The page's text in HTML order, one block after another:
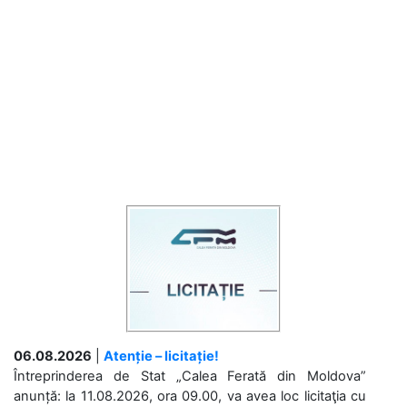
06.08.2026
Atenție – licitație!
Întreprinderea de Stat „Calea Ferată din Moldova”
anunță: la 11.08.2026, ora 09.00, va avea loc licitaţia cu